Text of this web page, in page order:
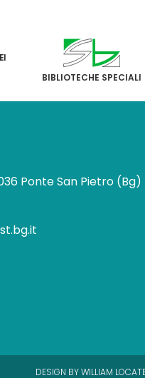
BIBLIOTECHE SPECIALI
Ponte San Pietro (Bg)
DESIGN BY WILLIAM